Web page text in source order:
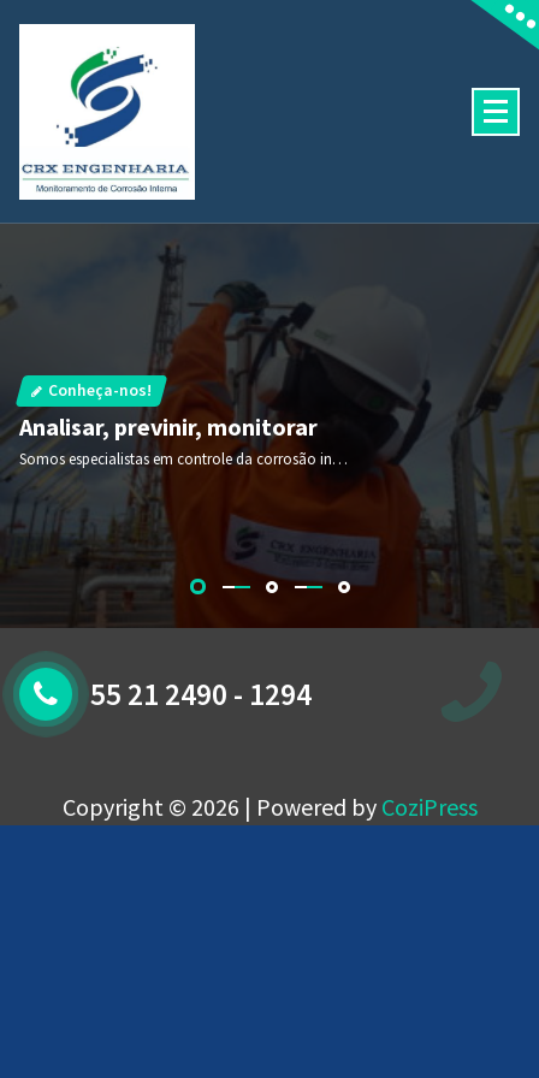
conteúdo
Conheça-nos!
Analisar, previnir, monitorar
Somos especialistas em controle da corrosão interna em dutos terrestres, FPSO's e plataformas de petróleo.
55 21 2490 - 1294
Copyright © 2026 | Powered by CoziPress